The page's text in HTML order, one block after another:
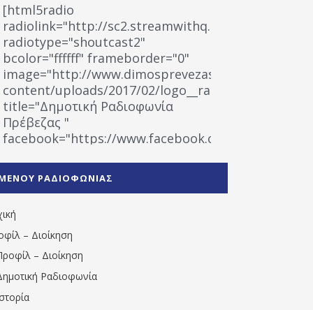
[html5radio
radiolink="http://sc2.streamwithq.com:8028/
radiotype="shoutcast2"
bcolor="ffffff" frameborder="0"
image="http://www.dimosprevezas.gr/wp-
content/uploads/2017/02/logo__radiofonias.jpg"
title="Δημοτική Ραδιοφωνία
Πρέβεζας "
facebook="https://www.facebook.com/
1531194763766854/" artist="" ]
ΡΑΔΙΟΦΩΝΙΑΣ
– Διοίκηση
– Διοίκηση
Ραδιοφωνία